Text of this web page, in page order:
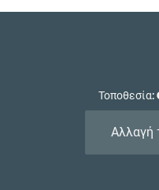
Τοποθεσία:
Αλλαγή